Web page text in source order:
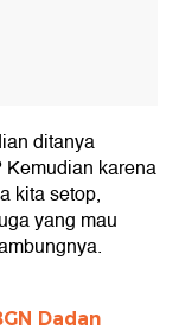
ditanya
karena
kita setop,
yang mau
Dadan